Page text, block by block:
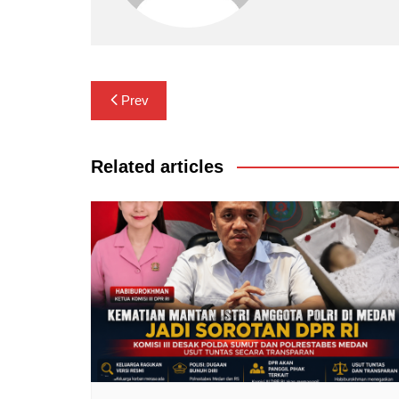
Navigasi
pos
Prev
Related articles